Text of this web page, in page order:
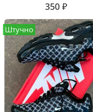
350 ₽
Штучно